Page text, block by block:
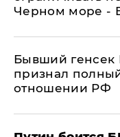
Черном море -
Бывший генсек
признал
отношении РФ